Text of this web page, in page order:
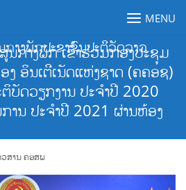
າງພັກປະຊາຊົນປະຕິວັດລາວ
MENU
ນກາງພັກ ເຂົ້າຮ່ວມກອງປະຊຸມ
ງ ອິນເຕີເນັດແຫ່ງຊາດ (ຄຄອຊ)
ບັດວຽກງານ ປະຈໍາປີ 2020
ານ ປະຈໍາປີ 2021 ຜ່ານຫ້ອງ
ວສານ ຄອສພ